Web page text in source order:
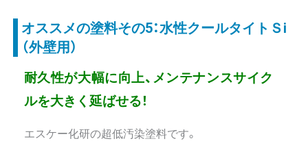
オススメの塗料その5：水性クールタイトＳi
（外壁用）
耐久性が大幅に向上、メンテナンスサイク
ルを大きく延ばせる！
エスケー化研の超低汚染塗料です。